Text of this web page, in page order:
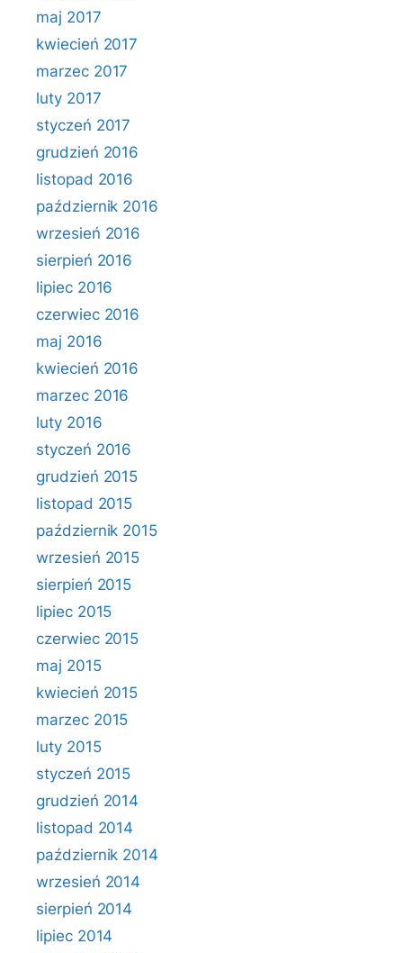
maj 2017
kwiecień 2017
marzec 2017
luty 2017
styczeń 2017
grudzień 2016
listopad 2016
październik 2016
wrzesień 2016
sierpień 2016
lipiec 2016
czerwiec 2016
maj 2016
kwiecień 2016
marzec 2016
luty 2016
styczeń 2016
grudzień 2015
listopad 2015
październik 2015
wrzesień 2015
sierpień 2015
lipiec 2015
czerwiec 2015
maj 2015
kwiecień 2015
marzec 2015
luty 2015
styczeń 2015
grudzień 2014
listopad 2014
październik 2014
wrzesień 2014
sierpień 2014
lipiec 2014